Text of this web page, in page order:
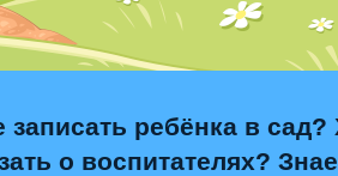
ребёнка в сад?
о воспитателях?